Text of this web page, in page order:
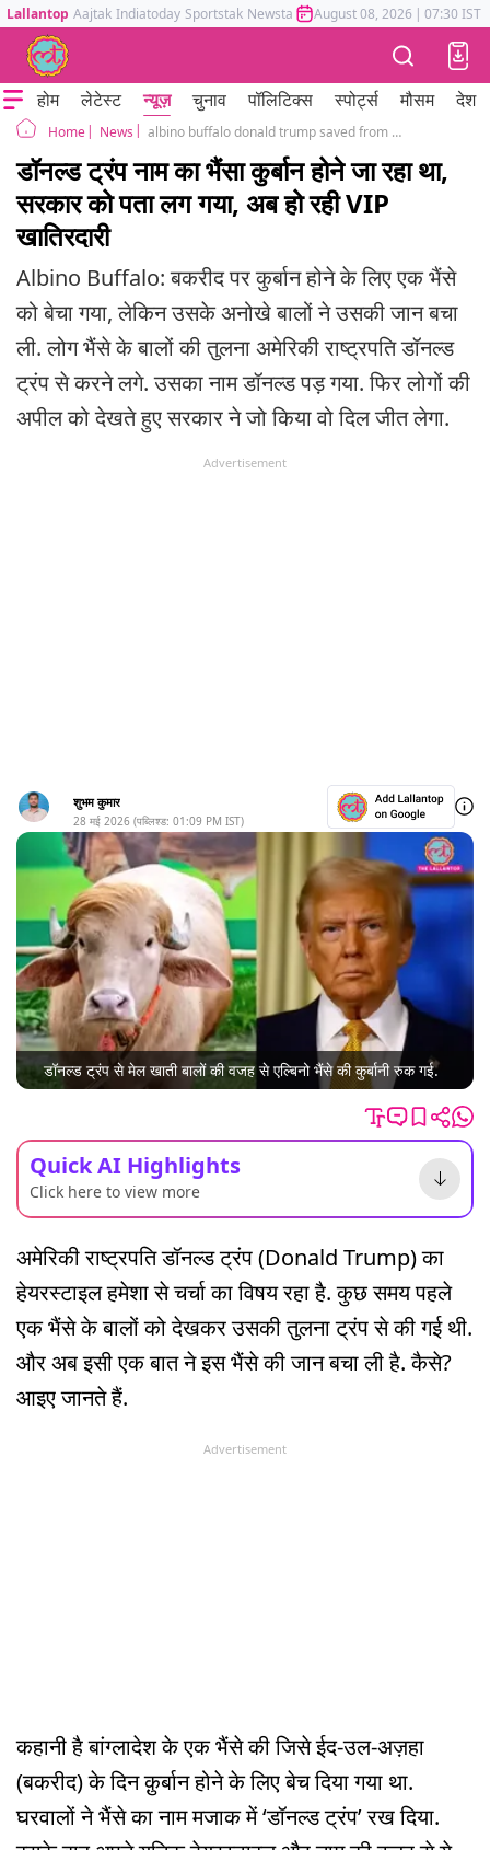
Lallantop Aajtak Indiatoday Sportstak Newstak Mumbai Tak Astrotak
August 08, 2026 | 07:30 IST
होम लेटेस्ट न्यूज़ चुनाव पॉलिटिक्स स्पोर्ट्स मौसम देश
Home News albino buffalo donald trump saved from eid sacrifice government puts back in zoo bangladesh
डॉनल्ड ट्रंप नाम का भैंसा कुर्बान होने जा रहा था,
सरकार को पता लग गया, अब हो रही VIP
खातिरदारी
Albino Buffalo: बकरीद पर कुर्बान होने के लिए एक भैंसे
को बेचा गया, लेकिन उसके अनोखे बालों ने उसकी जान बचा
ली. लोग भैंसे के बालों की तुलना अमेरिकी राष्ट्रपति डॉनल्ड
ट्रंप से करने लगे. उसका नाम डॉनल्ड पड़ गया. फिर लोगों की
अपील को देखते हुए सरकार ने जो किया वो दिल जीत लेगा.
Advertisement
शुभम कुमार
28 मई 2026 (पब्लिश्ड: 01:09 PM IST)
डॉनल्ड ट्रंप से मेल खाती बालों की वजह से एल्बिनो भैंसे की कुर्बानी रुक गई.
Quick AI Highlights
Click here to view more
अमेरिकी राष्ट्रपति डॉनल्ड ट्रंप (Donald Trump) का
हेयरस्टाइल हमेशा से चर्चा का विषय रहा है. कुछ समय पहले
एक भैंसे के बालों को देखकर उसकी तुलना ट्रंप से की गई थी.
और अब इसी एक बात ने इस भैंसे की जान बचा ली है. कैसे?
आइए जानते हैं.
Advertisement
कहानी है बांग्लादेश के एक भैंसे की जिसे ईद-उल-अज़हा
(बकरीद) के दिन क़ुर्बान होने के लिए बेच दिया गया था.
घरवालों ने भैंसे का नाम मजाक में ‘डॉनल्ड ट्रंप’ रख दिया.